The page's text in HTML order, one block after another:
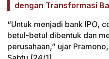
dengan Transformasi
“Untuk menjadi bank IPO,
betul-betul dibentuk dan
perusahaan,” ujar